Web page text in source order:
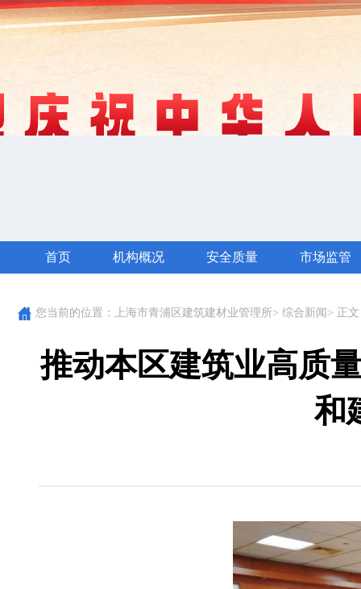
首页 机构概况 安全质量 市场监管
您当前的位置： 上海市青浦区建筑建材业管理所> 综合新闻 > 正文
推动本区建筑业高质
和